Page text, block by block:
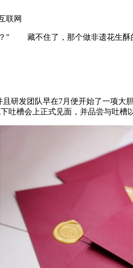
联网
住了，那个做非遗花生酥的
发团队早在7月便开始了一项大
吐槽会上正式见面，并品尝与吐槽